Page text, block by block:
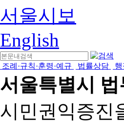
서울시보
English
조례·규칙·훈령·예규 법률상담
서울특별시
시민권익증진